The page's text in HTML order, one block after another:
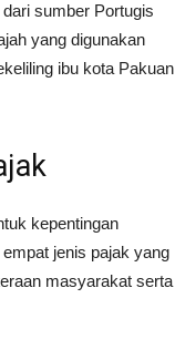
sumber Portugis
yang digunakan
ibu kota Pakuan
kepentingan
jenis pajak yang
masyarakat serta